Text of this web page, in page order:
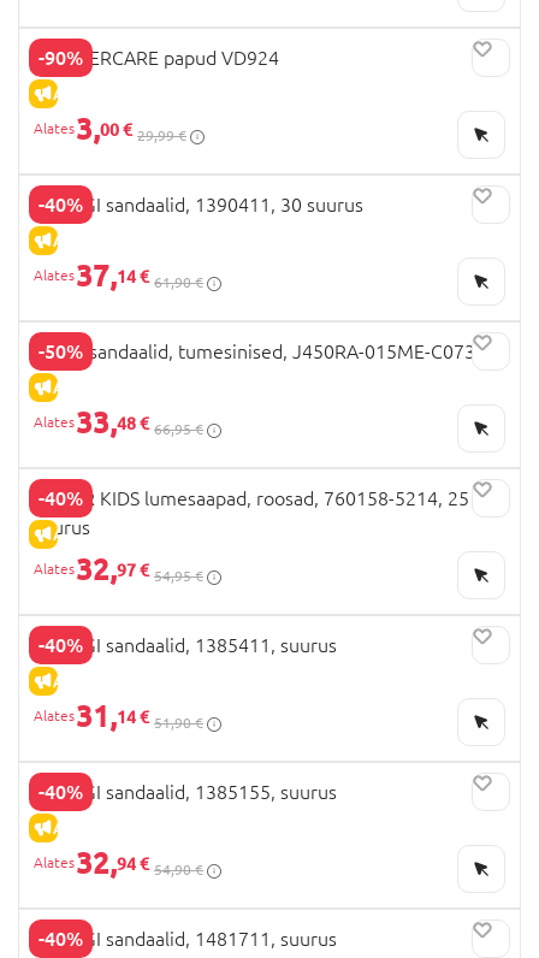
-90%
ALLAHINDLUS
MOTHERCARE papud VD924
3,00 € 29,99 €
-40%
ALLAHINDLUS
PRIMIGI sandaalid, 1390411, 30 suurus
37,14 € 61,90 €
-50%
ALLAHINDLUS
GEOX sandaalid, tumesinised, J450RA-015ME-C0735
33,48 € 66,95 €
-40%
ALLAHINDLUS
COLOR KIDS lumesaapad, roosad, 760158-5214, 25
suurus
32,97 € 54,95 €
-40%
ALLAHINDLUS
PRIMIGI sandaalid, 1385411, suurus
31,14 € 51,90 €
-40%
ALLAHINDLUS
PRIMIGI sandaalid, 1385155, suurus
32,94 € 54,90 €
-40%
PRIMIGI sandaalid, 1481711, suurus